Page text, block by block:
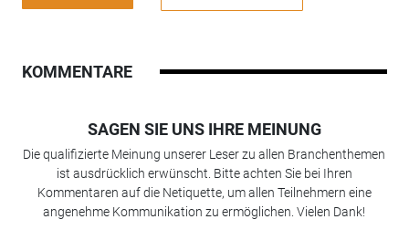
KOMMENTARE
SAGEN SIE UNS IHRE MEINUNG
Die qualifizierte Meinung unserer Leser zu allen Branchenthemen
ist ausdrücklich erwünscht. Bitte achten Sie bei Ihren
Kommentaren auf die Netiquette, um allen Teilnehmern eine
angenehme Kommunikation zu ermöglichen. Vielen Dank!